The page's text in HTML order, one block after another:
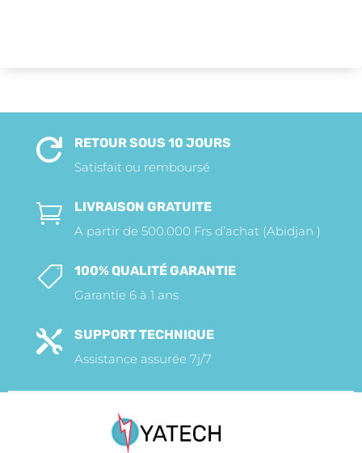

RETOUR SOUS 10 JOURS
Satisfait ou remboursé

LIVRAISON GRATUITE
A partir de 500.000 Frs d’achat (Abidjan )

100% QUALITÉ GARANTIE
Garantie 6 à 1 ans

SUPPORT TECHNIQUE
Assistance assurée 7j/7